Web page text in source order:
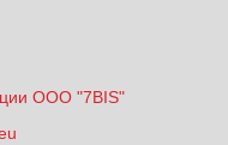
ООО "7BIS"